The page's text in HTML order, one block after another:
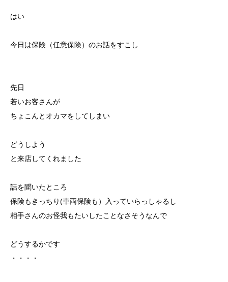
はい
今日は保険（任意保険）のお話をすこし
先日
若いお客さんが
ちょこんとオカマをしてしまい
どうしよう
と来店してくれました
話を聞いたところ
保険もきっちり(車両保険も）入っていらっしゃるし
相手さんのお怪我もたいしたことなさそうなんで
どうするかです
・・・・